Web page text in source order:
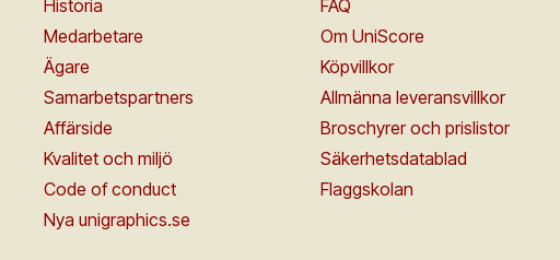
Historia
Medarbetare
Ägare
Samarbetspartners
Affärside
Kvalitet och miljö
Code of conduct
Nya unigraphics.se
FAQ
Om UniScore
Köpvillkor
Allmänna leveransvillkor
Broschyrer och prislistor
Säkerhetsdatablad
Flaggskolan